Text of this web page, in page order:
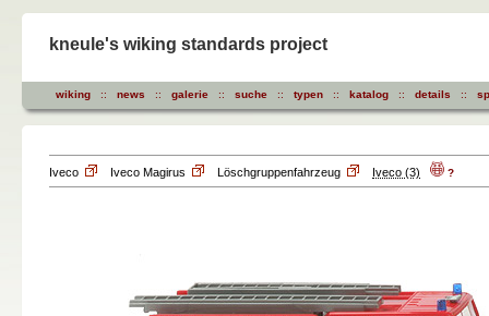
kneule's wiking standards project
wiking :: news :: galerie :: suche :: typen :: katalog :: details ::
Iveco Iveco Magirus Löschgruppenfahrzeug Iveco (3) ?